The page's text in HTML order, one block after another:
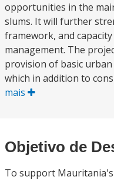
opportunities in the
slums. It will further
framework, and
management. The
provision of basic
which in addition to
mais
Objetivo de
To support